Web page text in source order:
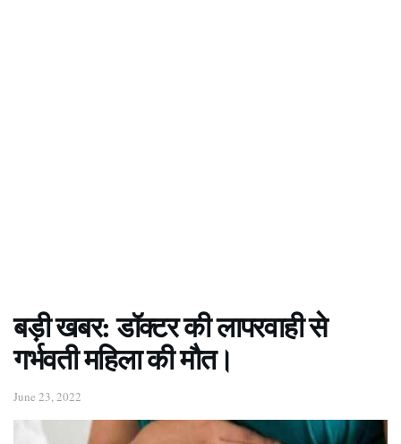
बड़ी खबर: डॉक्टर की लापरवाही से
गर्भवती महिला की मौत।
June 23, 2022